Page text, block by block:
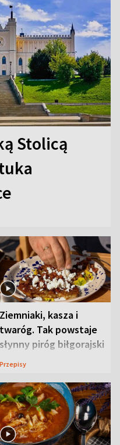
Stolicą
Ziemniaki, kasza i
twaróg. Tak powstaje
słynny piróg biłgorajski
Przepisy